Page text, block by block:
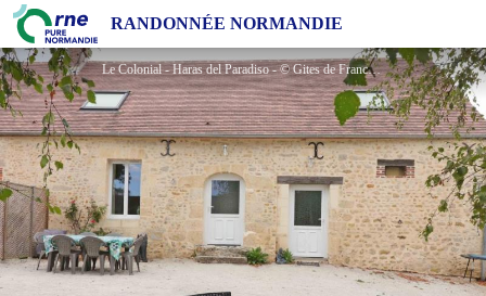
RANDONNÉE NORMANDIE
Gîte Le Colonial - Haras del Paradiso
Le Colonial - Haras del Paradiso - © Gites de France Orne